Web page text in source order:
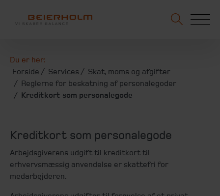
Du er her:
Forside
Services
Skat, moms og afgifter
Reglerne for beskatning af personalegoder
Kreditkort som personalegode
Kreditkort som personalegode
Arbejdsgiverens udgift til kreditkort til
erhvervsmæssig anvendelse er skattefri for
medarbejderen.